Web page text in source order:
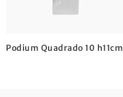
Podium Quadrado 10 h11cm